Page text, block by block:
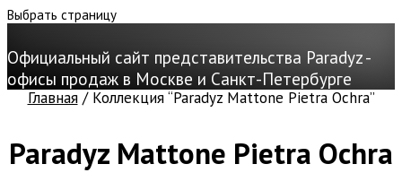
Выбрать страницу
Официальный сайт представительства Paradyz -
офисы продаж в Москве и Санкт-Петербурге
Главная/ Коллекция “Paradyz Mattone Pietra Ochra”
Paradyz Mattone Pietra Ochra